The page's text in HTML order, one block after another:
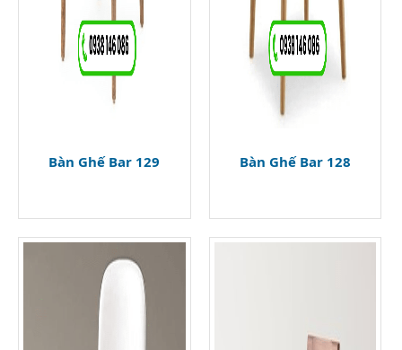
Bàn Ghế Bar 129 Bàn Ghế Bar 128